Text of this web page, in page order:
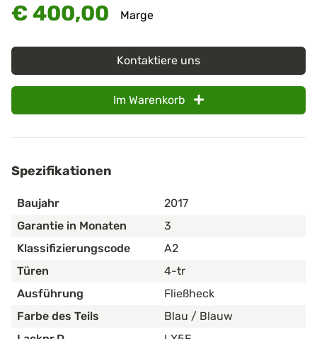
€ 400,00 Marge
Kontaktiere uns
Im Warenkorb
Spezifikationen
Baujahr
2017
Garantie in Monaten
3
Klassifizierungscode
A2
Türen
4-tr
Ausführung
Fließheck
Farbe des Teils
Blau / Blauw